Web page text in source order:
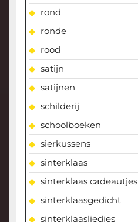
rond
ronde
rood
satijn
satijnen
schilderij
schoolboeken
sierkussens
sinterklaas
sinterklaas cadeautjes
sinterklaasgedicht
sinterklaasliedjes